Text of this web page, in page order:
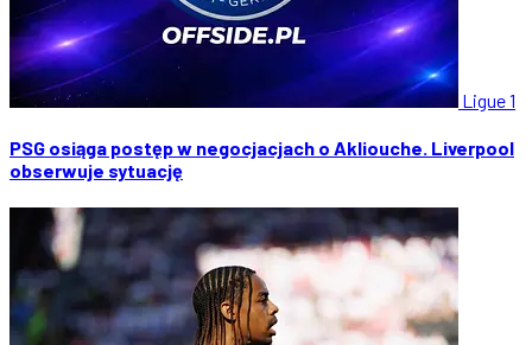
Ligue 1
PSG osiąga postęp w negocjacjach o Akliouche. Liverpool
obserwuje sytuację